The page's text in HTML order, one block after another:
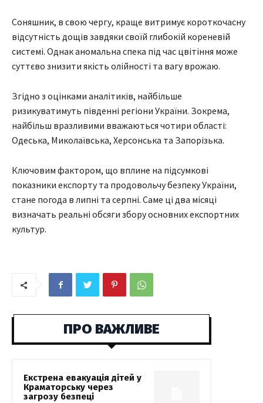
Соняшник, в свою чергу, краще витримує короткочасну
відсутність дощів завдяки своїй глибокій кореневій
системі. Однак аномальна спека під час цвітіння може
суттєво знизити якість олійності та вагу врожаю.
Згідно з оцінками аналітиків, найбільше
ризикуватимуть південні регіони України. Зокрема,
найбільш вразливими вважаються чотири області:
Одеська, Миколаївська, Херсонська та Запорізька.
Ключовим фактором, що вплине на підсумкові
показники експорту та продовольчу безпеку України,
стане погода в липні та серпні. Саме ці два місяці
визначать реальні обсяги збору основних експортних
культур.
ПРО ВАЖЛИВЕ
Екстрена евакуація дітей у
Краматорську через
загрозу безпеці